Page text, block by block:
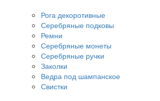
Рога декоротивные
Серебряные подковы
Ремни
Серебряные монеты
Серебряные ручки
Заколки
Ведра под шампанское
Свистки